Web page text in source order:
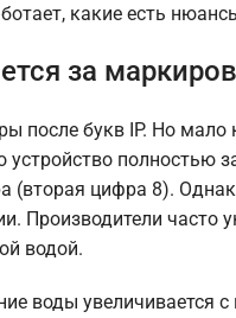
какие есть
за
после букв IP. Но
устройство
(вторая цифра 8).
Производители часто
водой.
воды увеличивается